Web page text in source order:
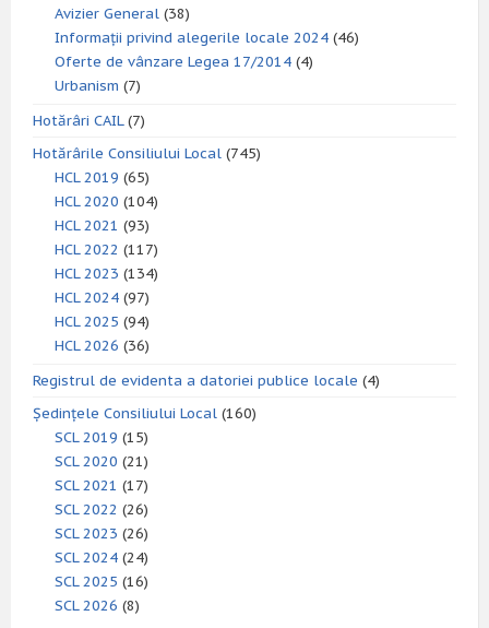
Avizier General (38)
Informații privind alegerile locale 2024 (46)
Oferte de vânzare Legea 17/2014 (4)
Urbanism (7)
Hotărâri CAIL(7)
Hotărârile Consiliului Local (745)
HCL 2019 (65)
HCL 2020 (104)
HCL 2021 (93)
HCL 2022 (117)
HCL 2023 (134)
HCL 2024 (97)
HCL 2025 (94)
HCL 2026 (36)
Registrul de evidenta a datoriei publice locale (4)
Ședințele Consiliului Local (160)
SCL 2019 (15)
SCL 2020 (21)
SCL 2021 (17)
SCL 2022 (26)
SCL 2023 (26)
SCL 2024 (24)
SCL 2025 (16)
SCL 2026 (8)